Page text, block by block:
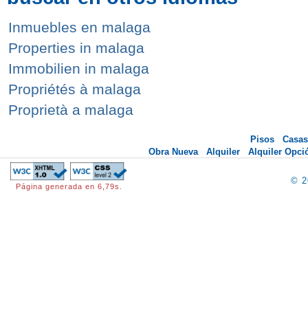
Inmuebles en malaga
Properties in malaga
Immobilien in malaga
Propriétés à malaga
Proprietà a malaga
Pisos
Casas
Obra Nueva
Alquiler Alquiler
Página generada en 6,79s.
©